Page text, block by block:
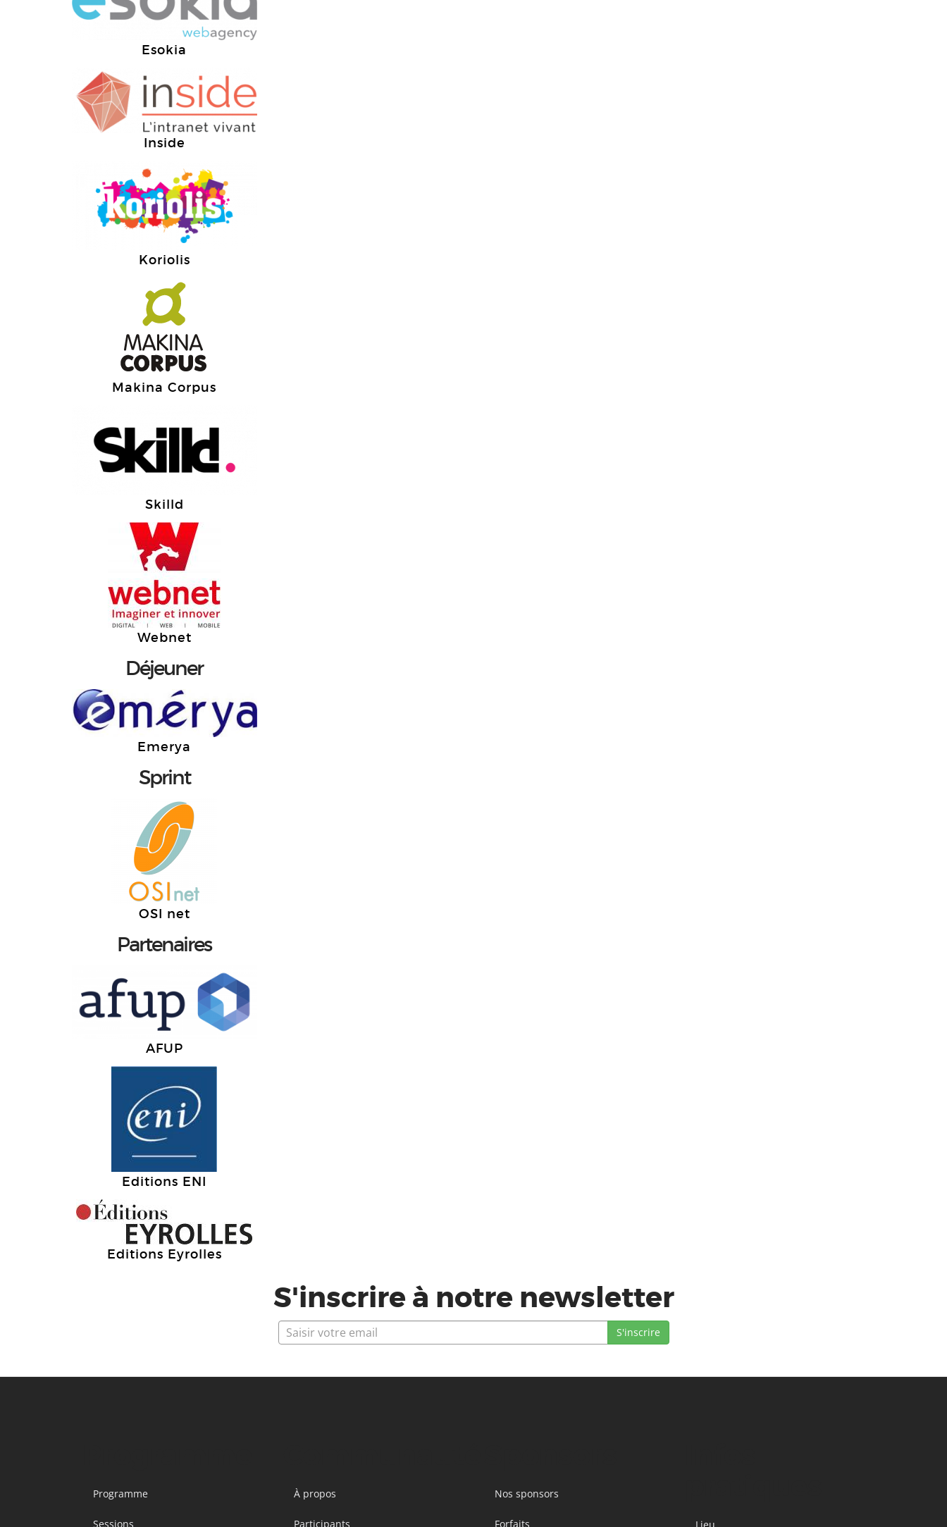
Esokia
Inside
Koriolis
Makina Corpus
Skilld
Webnet
Déjeuner
Emerya
Sprint
OSI net
Partenaires
AFUP
Editions ENI
Editions Eyrolles
S'inscrire à notre newsletter
Programme
Sessions
À propos
Participants
Nos sponsors
Forfaits